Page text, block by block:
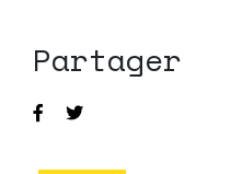
Partager